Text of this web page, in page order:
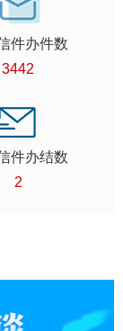
件办件数
3442
件办结数
2